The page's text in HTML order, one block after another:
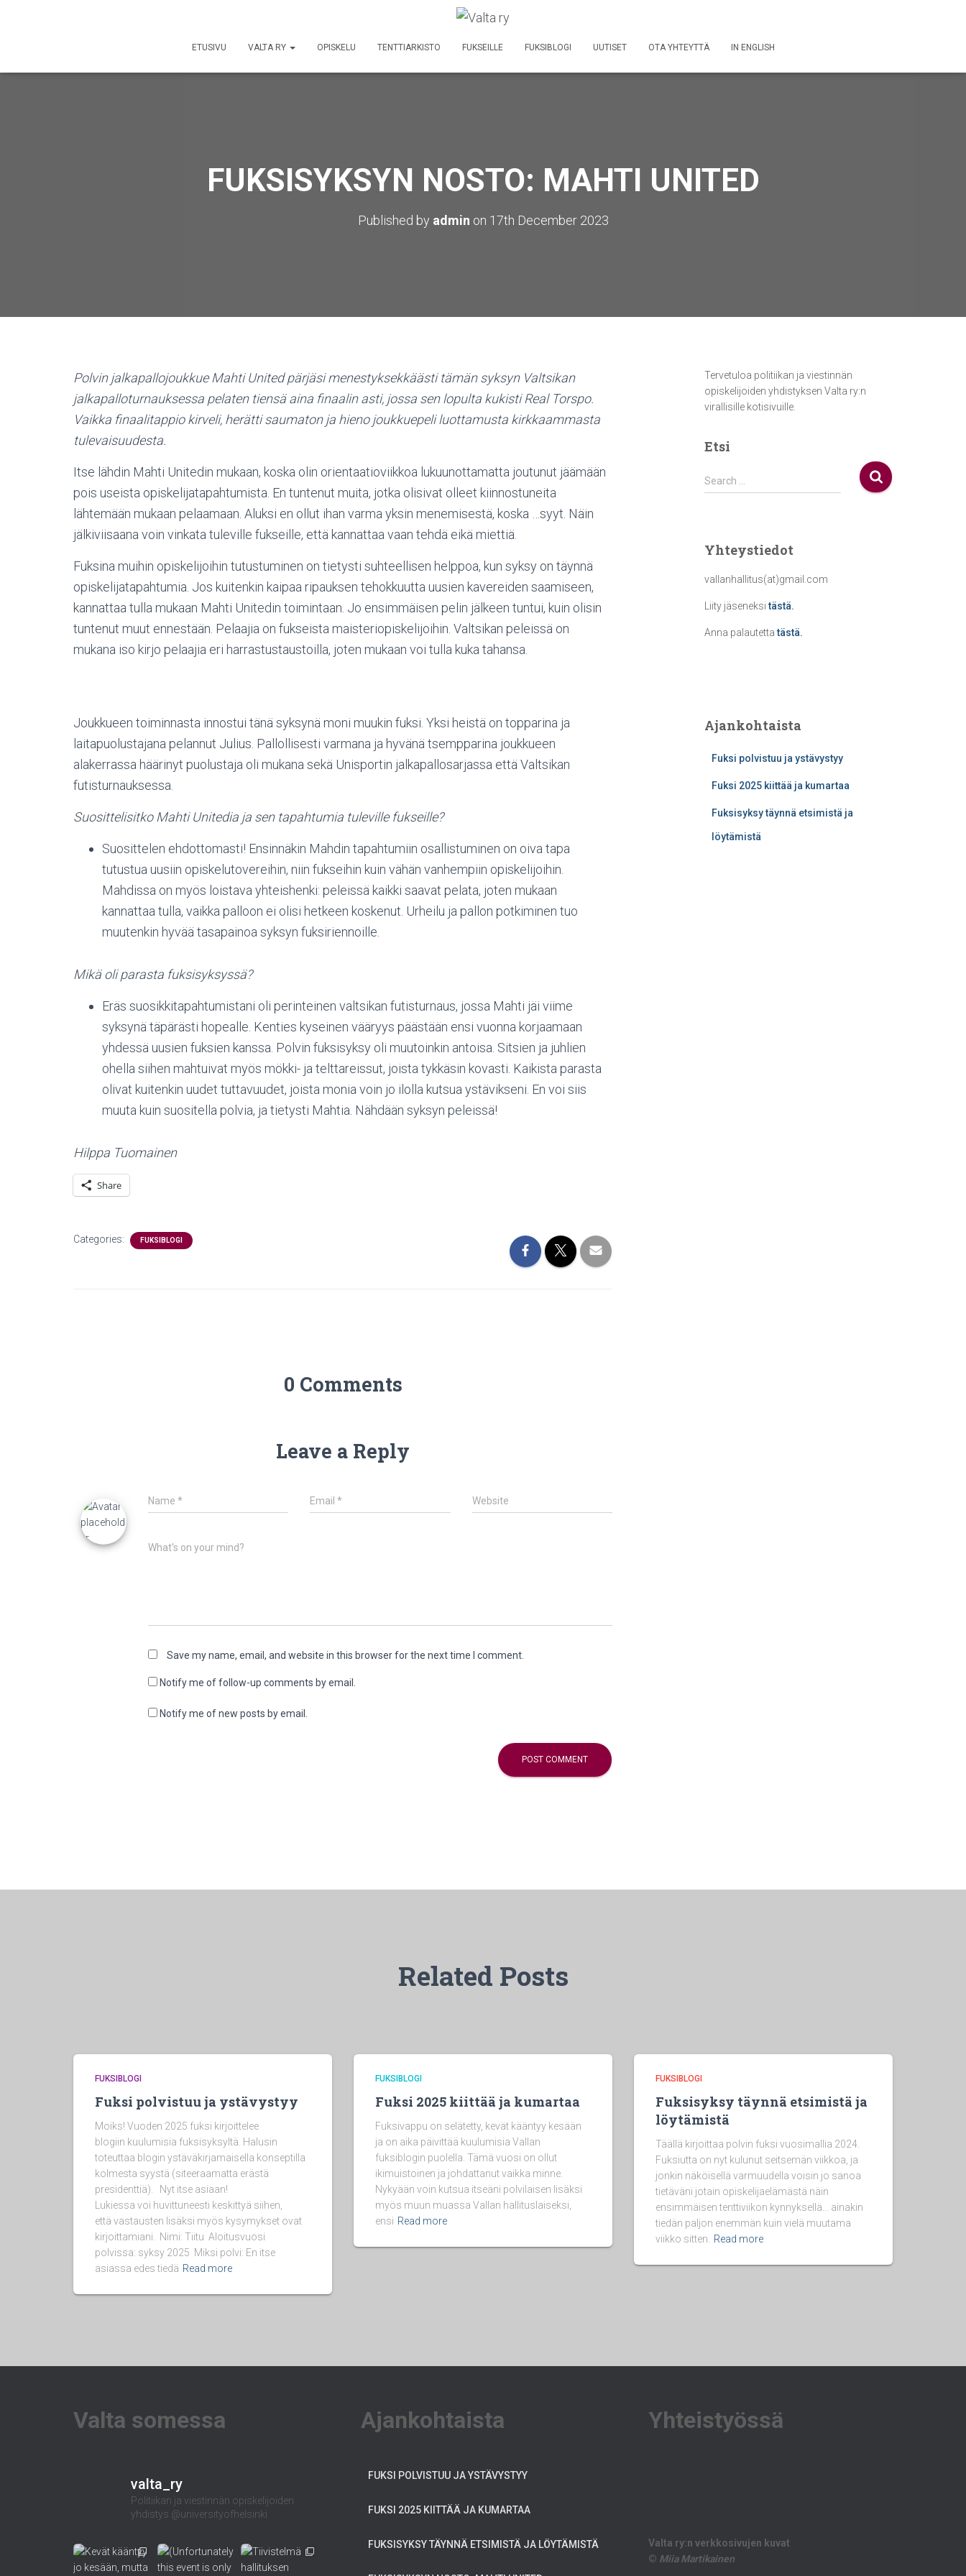
ETUSIVU VALTA RY OPISKELU TENTTIARKISTO FUKSEILLE FUKSIBLOGI UUTISET OTA YHTEYTTÄ IN ENGLISH
FUKSISYKSYN NOSTO: MAHTI UNITED
Published by admin on 17th December 2023
Polvin jalkapallojoukkue Mahti United pärjäsi menestyksekkäästi tämän syksyn Valtsikan
jalkapalloturnauksessa pelaten tiensä aina finaalin asti, jossa sen lopulta kukisti Real Torspo.
Vaikka finaalitappio kirveli, herätti saumaton ja hieno joukkuepeli luottamusta kirkkaammasta
tulevaisuudesta.
Itse lähdin Mahti Unitedin mukaan, koska olin orientaatioviikkoa lukuunottamatta joutunut jäämään
pois useista opiskelijatapahtumista. En tuntenut muita, jotka olisivat olleet kiinnostuneita
lähtemään mukaan pelaamaan. Aluksi en ollut ihan varma yksin menemisestä, koska …syyt. Näin
jälkiviisaana voin vinkata tuleville fukseille, että kannattaa vaan tehdä eikä miettiä.
Fuksina muihin opiskelijoihin tutustuminen on tietysti suhteellisen helppoa, kun syksy on täynnä
opiskelijatapahtumia. Jos kuitenkin kaipaa ripauksen tehokkuutta uusien kavereiden saamiseen,
kannattaa tulla mukaan Mahti Unitedin toimintaan. Jo ensimmäisen pelin jälkeen tuntui, kuin olisin
tuntenut muut ennestään. Pelaajia on fukseista maisteriopiskelijoihin. Valtsikan peleissä on
mukana iso kirjo pelaajia eri harrastustaustoilla, joten mukaan voi tulla kuka tahansa.
Joukkueen toiminnasta innostui tänä syksynä moni muukin fuksi. Yksi heistä on topparina ja
laitapuolustajana pelannut Julius. Pallollisesti varmana ja hyvänä tsempparina joukkueen
alakerrassa häärinyt puolustaja oli mukana sekä Unisportin jalkapallosarjassa että Valtsikan
futisturnauksessa.
Suosittelisitko Mahti Unitedia ja sen tapahtumia tuleville fukseille?
Suosittelen ehdottomasti! Ensinnäkin Mahdin tapahtumiin osallistuminen on oiva tapa
tutustua uusiin opiskelutovereihin, niin fukseihin kuin vähän vanhempiin opiskelijoihin.
Mahdissa on myös loistava yhteishenki: peleissä kaikki saavat pelata, joten mukaan
kannattaa tulla, vaikka palloon ei olisi hetkeen koskenut. Urheilu ja pallon potkiminen tuo
muutenkin hyvää tasapainoa syksyn fuksiriennoille.
Mikä oli parasta fuksisyksyssä?
Eräs suosikkitapahtumistani oli perinteinen valtsikan futisturnaus, jossa Mahti jäi viime
syksynä täpärästi hopealle. Kenties kyseinen vääryys päästään ensi vuonna korjaamaan
yhdessä uusien fuksien kanssa. Polvin fuksisyksy oli muutoinkin antoisa. Sitsien ja juhlien
ohella siihen mahtuivat myös mökki- ja telttareissut, joista tykkäsin kovasti. Kaikista parasta
olivat kuitenkin uudet tuttavuudet, joista monia voin jo ilolla kutsua ystävikseni. En voi siis
muuta kuin suositella polvia, ja tietysti Mahtia. Nähdään syksyn peleissä!
Hilppa Tuomainen
Share
Categories: FUKSIBLOGI
0 Comments
Leave a Reply
Name * Email* Website
What's on your mind?
Save my name, email, and website in this browser for the next time I comment.
Notify me of follow-up comments by email.
Notify me of new posts by email.
Tervetuloa politiikan ja viestinnän
opiskelijoiden yhdistyksen Valta ry:n
virallisille kotisivuille.
Etsi
S
e
h
o
r
Search …
Yhteystiedot
vallanhallitus(at)gmail.com
Liity jäseneksitästä.
Anna palautettatästä.
Ajankohtaista
Fuksi polvistuu ja ystävystyy
Fuksi 2025 kiittää ja kumartaa
Fuksisyksy täynnä etsimistä ja
löytämistä
Related Posts
FUKSIBLOGI
Fuksi polvistuu ja ystävystyy
Moiks! Vuoden 2025 fuksi kirjoittelee
blogiin kuulumisia fuksisyksyltä. Halusin
toteuttaa blogin ystäväkirjamaisella konseptilla
kolmesta syystä (siteeraamatta erästä
presidenttiä). Nyt itse asiaan!
Lukiessa voi huvittuneesti keskittyä siihen,
että vastausten lisäksi myös kysymykset ovat
kirjoittamiani. Nimi: Tiitu Aloitusvuosi
polvissa: syksy 2025 Miksi polvi: En itse
asiassa edes tiedä Read more
FUKSIBLOGI
Fuksi 2025 kiittää ja kumartaa
Fuksivappu on selätetty, kevät kääntyy kesään
ja on aika päivittää kuulumisia Vallan
fuksiblogin puolella. Tämä vuosi on ollut
ikimuistoinen ja johdattanut vaikka minne.
Nykyään voin kutsua itseäni polvilaisen lisäksi
myös muun muassa Vallan hallituslaiseksi,
ensi Read more
FUKSIBLOGI
Fuksisyksy täynnä etsimistä ja
löytämistä
Täällä kirjoittaa polvin fuksi vuosimallia 2024.
Fuksiutta on nyt kulunut seitsemän viikkoa, ja
jonkin näköisellä varmuudella voisin jo sanoa
tietäväni jotain opiskelijaelämästä näin
ensimmäisen tenttiviikon kynnyksellä… ainakin
tiedän paljon enemmän kuin vielä muutama
viikko sitten.
Read more
Valta somessa
valta_ry
Politiikan ja viestinnän opiskelijoiden
yhdistys @universityofhelsinki
Ajankohtaista
FUKSI POLVISTUU JA YSTÄVYSTYY
FUKSI 2025 KIITTÄÄ JA KUMARTAA
FUKSISYKSY TÄYNNÄ ETSIMISTÄ JA LÖYTÄMISTÄ
Yhteistyössä
Valta ry:n verkkosivujen kuvat
© Miia Martikainen